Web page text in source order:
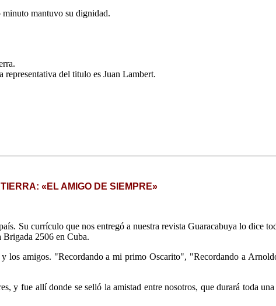
mantuvo su dignidad.
del titulo es Juan Lambert.
«EL AMIGO DE SIEMPRE»
Su currículo que nos entregó a nuestra revista Guaracabuya lo dice
Brigada 2506 en Cuba.
los amigos. "Recordando a mi primo Oscarito", "Recordando a
y fue allí donde se selló la amistad entre nosotros, que durará toda